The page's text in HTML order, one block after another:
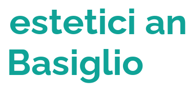
estetici
Basiglio